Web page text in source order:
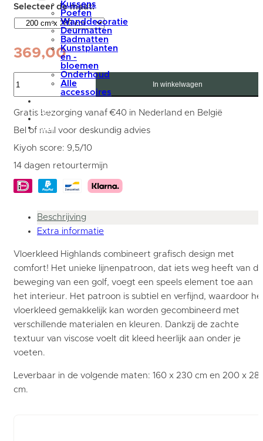
Kussens
Poefen
Wanddecoratie
Deurmatten
Badmatten
Kunstplanten
en -
bloemen
Onderhoud
Alle
accessoires
sale
Mijn
369,00
Vloerkleed
Highlands
-
200
x
cm
aantal
In winkelwagen
Gratis bezorging vanaf €40 in Nederland en België
Bel of mail voor deskundig advies
Kiyoh score: 9,5/10
14 dagen retourtermijn
Beschrijving
Extra informatie
Vloerkleed Highlands combineert grafisch design met
comfort! Het unieke lijnenpatroon, dat iets weg heeft van de
beweging van een golf, voegt een speels element toe aan
het interieur. Het patroon is subtiel en verfijnd, waardoor
vloerkleed gemakkelijk kan worden gecombineerd met
verschillende materialen en kleuren. Dankzij de zachte
textuur van viscose voelt dit kleed heerlijk aan onder je
voeten.
Leverbaar in de volgende maten: 160 x 230 cm en 200 x
cm.